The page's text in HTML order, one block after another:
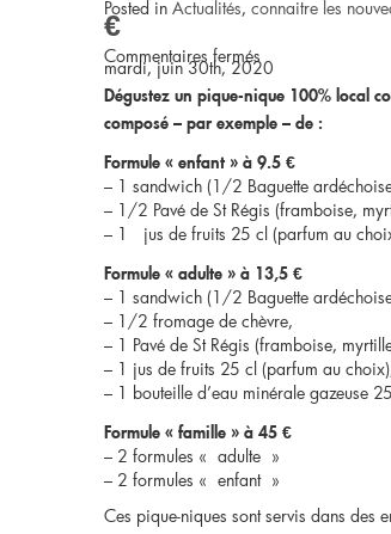
Posted in Actualités, connaitre les
Commentaires fermés
Veyras
/
Pique-
nique
24-
30
€
€
mardi, juin 30th, 2020
Dégustez un pique-nique 100% local
composé – par exemple – de :
Formule « enfant » à 9.5 €
– 1 sandwich (1/2 Baguette
– 1/2 Pavé de St Régis (framboise,
– 1 jus de fruits 25 cl (parfum au
Formule « adulte » à 13,5 €
– 1 sandwich (1/2 Baguette
– 1/2 fromage de chèvre,
– 1 Pavé de St Régis (framboise,
– 1 jus de fruits 25 cl (parfum au
– 1 bouteille d’eau minérale gazeuse
Formule « famille » à 45 €
– 2 formules « adulte »
– 2 formules « enfant »
Ces pique-niques sont servis dans